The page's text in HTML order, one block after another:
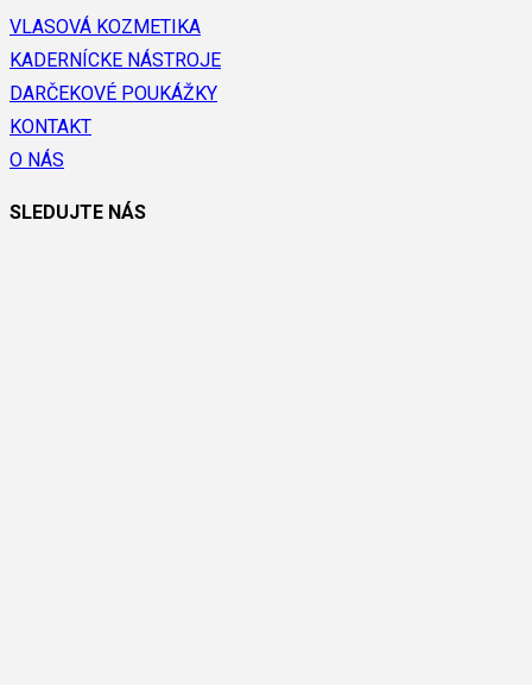
VLASOVÁ KOZMETIKA
KADERNÍCKE NÁSTROJE
DARČEKOVÉ POUKÁŽKY
KONTAKT
O NÁS
SLEDUJTE NÁS